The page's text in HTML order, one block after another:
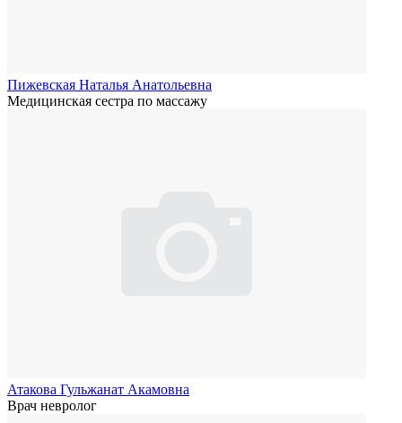
Пижевская Наталья Анатольевна
Медицинская сестра по массажу
Атакова Гульжанат Акамовна
Врач невролог